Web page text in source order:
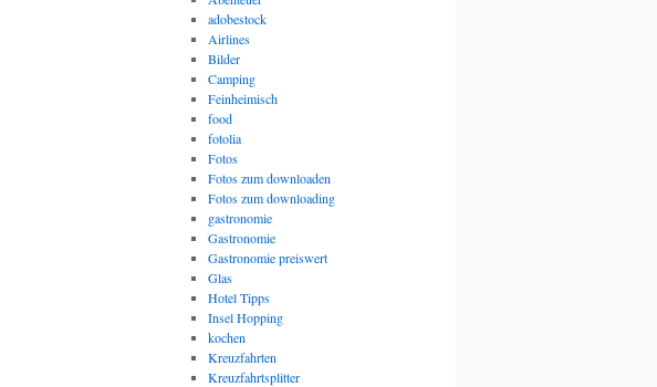
adobestock
Airlines
Bilder
Camping
Feinheimisch
food
fotolia
Fotos
Fotos zum downloaden
Fotos zum downloading
gastronomie
Gastronomie
Gastronomie preiswert
Glas
Hotel Tipps
Insel Hopping
kochen
Kreuzfahrten
Kreuzfahrtsplitter